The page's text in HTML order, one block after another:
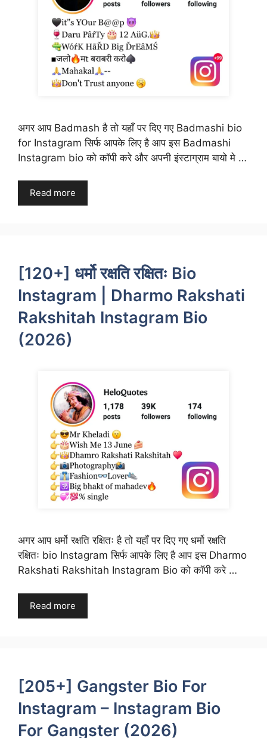
अगर आप Badmash है तो यहाँ पर दिए गए Badmashi bio
for Instagram सिर्फ आपके लिए है आप इस Badmashi
Instagram bio को कॉपी करे और अपनी इंस्टाग्राम बायो मे …
Read more
[120+] धर्मो रक्षति रक्षितः Bio
Instagram | Dharmo Rakshati
Rakshitah Instagram Bio
(2026)
अगर आप धर्मो रक्षति रक्षितः है तो यहाँ पर दिए गए धर्मो रक्षति
रक्षितः bio Instagram सिर्फ आपके लिए है आप इस Dharmo
Rakshati Rakshitah Instagram Bio को कॉपी करे …
Read more
[205+] Gangster Bio For
Instagram – Instagram Bio
For Gangster (2026)